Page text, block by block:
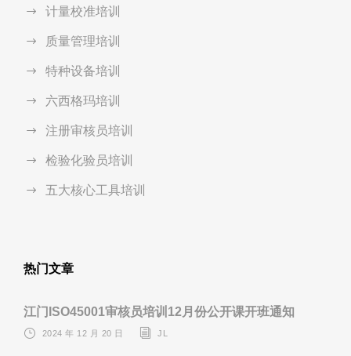
计量校准培训
质量管理培训
特种设备培训
六西格玛培训
注册审核员培训
检验化验员培训
五大核心工具培训
热门文章
江门ISO45001审核员培训12月份公开课开班通知
2024 年 12 月 20 日 JL